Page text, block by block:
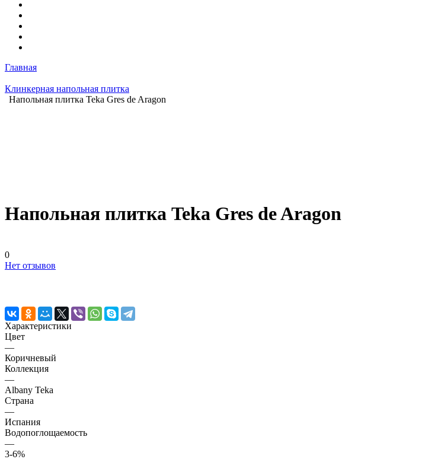
Главная
Клинкерная напольная плитка
Напольная плитка Teka Gres de Aragon
Напольная плитка Teka Gres de Aragon
0
Нет отзывов
Характеристики
Цвет
—
Коричневый
Коллекция
—
Albany Teka
Страна
—
Испания
Водопоглощаемость
—
3-6%